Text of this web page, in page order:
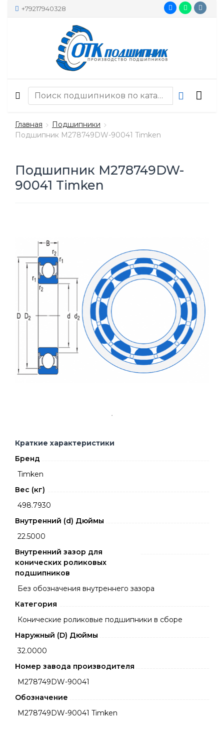
+79217940328
Главная
Подшипники
Подшипник M278749DW-90041 Timken
Подшипник M278749DW-
90041 Timken
Краткие характеристики
Бренд
Timken
Вес (кг)
498.7930
Внутренний (d) Дюймы
22.5000
Внутренний зазор для
конических роликовых
подшипников
Без обозначения внутреннего зазора
Категория
Конические роликовые подшипники в сборе
Наружный (D) Дюймы
32.0000
Номер завода производителя
M278749DW-90041
Обозначение
M278749DW-90041 Timken